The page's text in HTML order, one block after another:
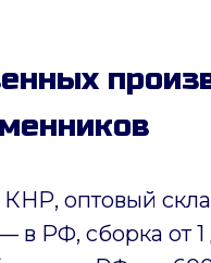
оптовый
в РФ, сборка от 1